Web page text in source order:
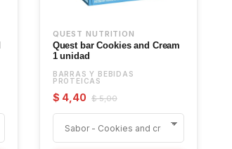
QUEST NUTRITION
Quest bar Cookies and Cream
1 unidad
BARRAS Y BEBIDAS
PROTEICAS
$ 4,40 $ 5,00